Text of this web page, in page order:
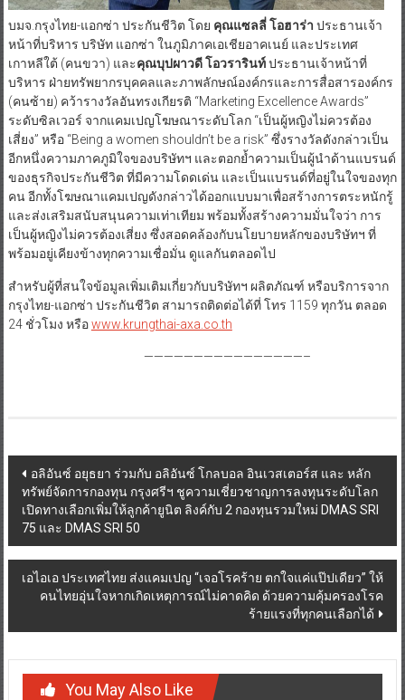
บมจ.กรุงไทย-แอกซ่า ประกันชีวิต โดย คุณแซลลี่ โอฮาร่า ประธานเจ้า
หน้าที่บริหาร บริษัท แอกซ่า ในภูมิภาคเอเชียอาคเนย์ และประเทศ
เกาหลีใต้ (คนขวา) และคุณบุปผาวดี โอวรารินท์ประธานเจ้าหน้าที่
บริหาร ฝ่ายทรัพยากรบุคคลและภาพลักษณ์องค์กรและการสื่อสารองค์กร
(คนซ้าย) คว้ารางวัลอันทรงเกียรติ “Marketing Excellence Awards”
ระดับซิลเวอร์ จากแคมเปญโฆษณาระดับโลก “เป็นผู้หญิงไม่ควรต้อง
เสี่ยง” หรือ “Being a women shouldn’t be a risk” ซึ่งรางวัลดังกล่าวเป็น
อีกหนึ่งความภาคภูมิใจของบริษัทฯ และตอกย้ำความเป็นผู้นำด้านแบรนด์
ของธุรกิจประกันชีวิต ที่มีความโดดเด่น และเป็นแบรนด์ที่อยู่ในใจของทุก
คน อีกทั้งโฆษณาแคมเปญดังกล่าวได้ออกแบบมาเพื่อสร้างการตระหนักรู้
และส่งเสริมสนับสนุนความเท่าเทียม พร้อมทั้งสร้างความมั่นใจว่า การ
เป็นผู้หญิงไม่ควรต้องเสี่ยง ซึ่งสอดคล้องกับนโยบายหลักของบริษัทฯ ที่
พร้อมอยู่เคียงข้างทุกความเชื่อมั่น ดูแลกันตลอดไป
สำหรับผู้ที่สนใจข้อมูลเพิ่มเติมเกี่ยวกับบริษัทฯ ผลิตภัณฑ์ หรือบริการจาก
กรุงไทย-แอกซ่า ประกันชีวิต สามารถติดต่อได้ที่ โทร 1159 ทุกวัน ตลอด
24 ชั่วโมง หรือwww.krungthai-axa.co.th
————————————————–
Post
navigation
อลิอันซ์ อยุธยา ร่วมกับ อลิอันซ์ โกลบอล อินเวสเตอร์ส และ หลัก
ทรัพย์จัดการกองทุน กรุงศรีฯ ชูความเชี่ยวชาญการลงทุนระดับโลก
เปิดทางเลือกเพิ่มให้ลูกค้ายูนิต ลิงค์กับ 2 กองทุนรวมใหม่ DMAS SRI
75 และ DMAS SRI 50
เอไอเอ ประเทศไทย ส่งแคมเปญ “เจอโรคร้าย ตกใจแค่แป๊ปเดียว” ให้
คนไทยอุ่นใจหากเกิดเหตุการณ์ไม่คาดคิด ด้วยความคุ้มครองโรค
ร้ายแรงที่ทุกคนเลือกได้
You May Also Like